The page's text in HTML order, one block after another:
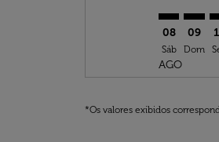
08
Sáb
AGO
09
Dom
*Os valores exibidos